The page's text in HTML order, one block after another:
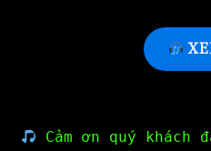
Cảm ơn quý khách